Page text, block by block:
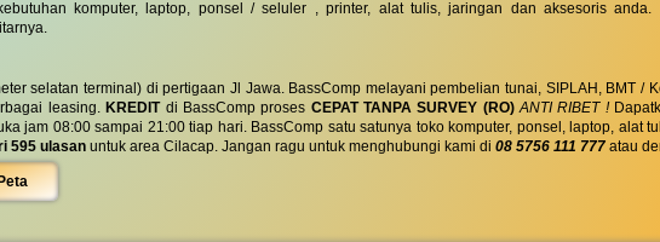
komputer, laptop, ponsel / seluler , printer, alat tulis, jaringan dan aksesoris anda.
selatan terminal) di pertigaan Jl Jawa. BassComp melayani pembelian tunai, SIPLAH, BMT /
leasing. KREDITdi BassComp proses CEPAT TANPA SURVEY (RO) ANTI RIBET !
jam 08:00 sampai 21:00 tiap hari. BassComp satu satunya toko komputer, ponsel, laptop, alat
595 ulasan untuk area Cilacap. Jangan ragu untuk menghubungi kami di 08 5756 111 777 atau